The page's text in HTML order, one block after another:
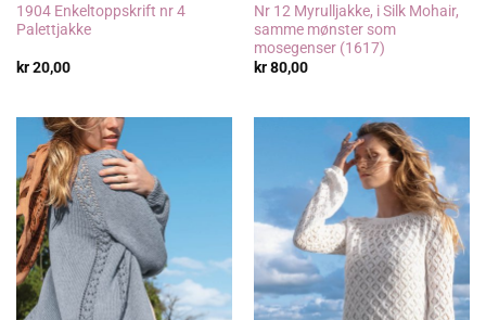
1904 Enkeltoppskrift nr 4
Palettjakke
kr20,00
Nr 12 Myrulljakke, i Silk Mohair,
samme mønster som
mosegenser (1617)
kr80,00